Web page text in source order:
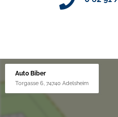
Auto Biber
Torgasse 6, 74740 Adelsheim